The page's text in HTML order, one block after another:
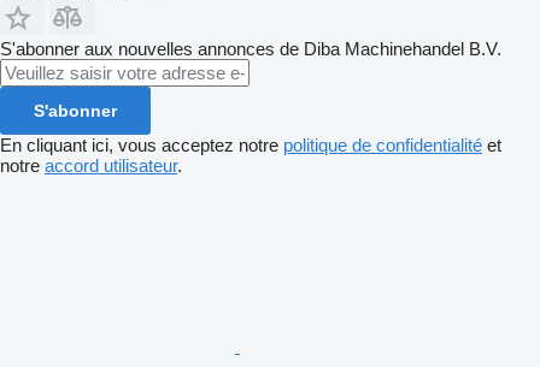
S'abonner aux nouvelles annonces de Diba Machinehandel B.V.
S'abonner
En cliquant ici, vous acceptez notre politique de confidentialité et
notre accord utilisateur.